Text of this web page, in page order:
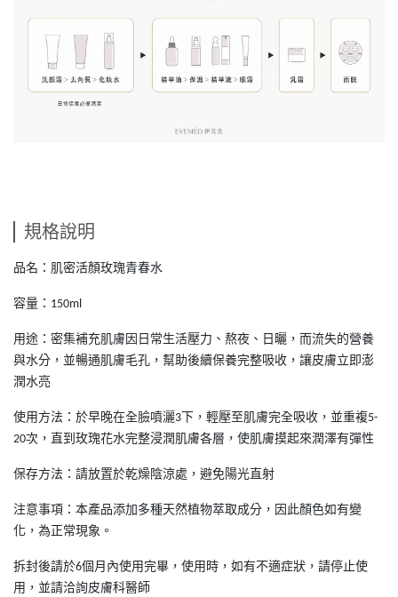
規格說明
品名：肌密活顏玫瑰青春水
容量： 150ml
用途：密集補充肌膚因日常生活壓力、熬夜、日曬，而流失的營養
與水分，並暢通肌膚毛孔，幫助後續保養完整吸收，讓皮膚立即澎
潤水亮
使用方法：於早晚在全臉噴灑3 下，輕壓至肌膚完全吸收，並重複5-
20次，直到玫瑰花水完整浸潤肌膚各層，使肌膚摸起來潤澤有彈性
保存方法：請放置於乾燥陰涼處，避免陽光直射
注意事項：本產品添加多種天然植物萃取成分，因此顏色如有變
化，為正常現象。
拆封後請於6個月內使用完畢，使用時，如有不適症狀，請停止使
用，並請洽詢皮膚科醫師